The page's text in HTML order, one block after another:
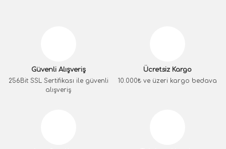
Güvenli Alışveriş
256Bit SSL Sertifikası ile güvenli
alışveriş
Ücretsiz Kargo
10.000₺ ve üzeri kargo bedava